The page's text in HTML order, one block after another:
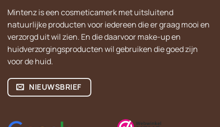
Mintenz is een cosmeticamerk met uitsluitend
natuurlijke producten voor iedereen die er graag mooi en
verzorgd uit wil zien. En die daarvoor make-up en
huidverzorgingsproducten wil gebruiken die goed zijn
voor de huid.
NIEUWSBRIEF